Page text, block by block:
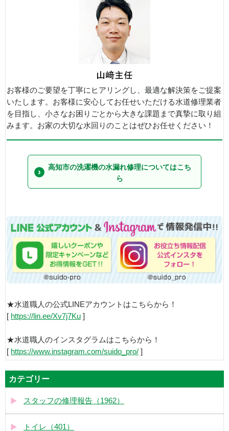
お客様のご要望を丁寧にヒアリングし、最適な解決策をご提案
いたします。お客様に安心してお任せいただける水道修理業者
を目指し、小さなお困りごとから大きな課題まで真摯に取り組
みます。お家の大切な水回りのことはぜひお任せください！
高知市の洗濯機の水漏れ修理についてはこち
ら
★水道職人の公式LINEアカウントはこちらから！
[ https://lin.ee/Xv7j7Ku ]
★水道職人のインスタグラムはこちらから！
[ https://www.instagram.com/suido_pro/ ]
カテゴリー
スタッフの修理報告（1962）
トイレ（401）